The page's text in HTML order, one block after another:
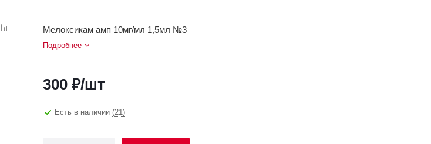
Мелоксикам амп 10мг/мл 1,5мл №3
Подробнее
300 ₽/шт
Есть в наличии (21)